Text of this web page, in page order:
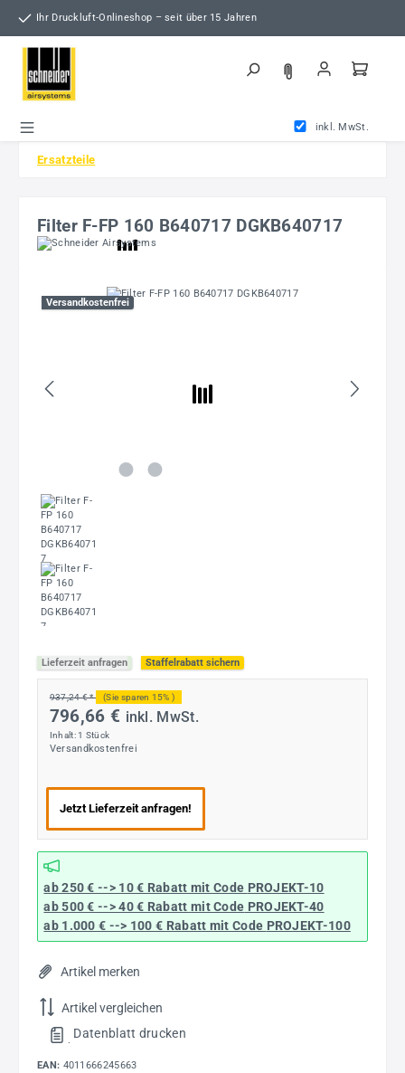
Zum Hauptinhalt springen
Ihr Druckluft-Onlineshop – seit über 15 Jahren
inkl. MwSt.
Ersatzteile
Filter F-FP 160 B640717 DGKB640717
Bildergalerie überspringen
Versandkostenfrei
Lieferzeit anfragen Staffelrabatt sichern
937,24 € * (Sie sparen 15% )
796,66 € inkl. MwSt.
Inhalt: 1 Stück
Versandkostenfrei
Jetzt Lieferzeit anfragen!
ab 250 € --> 10 € Rabatt mit Code PROJEKT-10
ab 500 € --> 40 € Rabatt mit Code PROJEKT-40
ab 1.000 € --> 100 € Rabatt mit Code PROJEKT-100
Artikel merken
Artikel vergleichen
Datenblatt drucken
EAN: 4011666245663